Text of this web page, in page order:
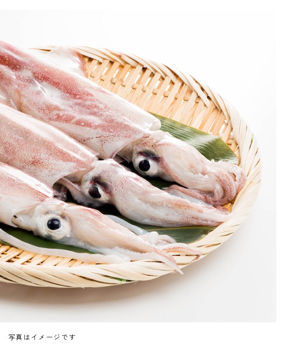
写真はイメージです